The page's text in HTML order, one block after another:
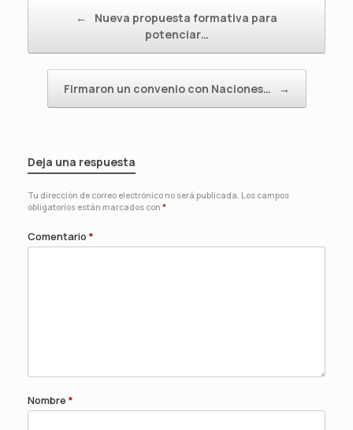
←
Nueva propuesta formativa para
potenciar…
Firmaron un convenio con Naciones… →
Deja una respuesta
Tu dirección de correo electrónico no será publicada. Los campos
obligatorios están marcados con *
Comentario *
Nombre *